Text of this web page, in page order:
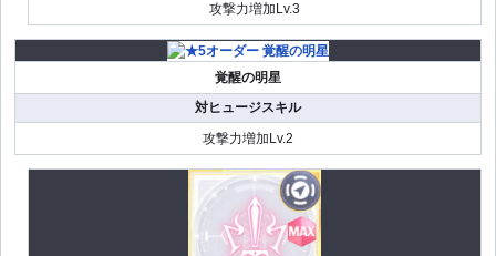
攻撃力増加Lv.3
覚醒の明星
対ヒュージスキル
攻撃力増加Lv.2